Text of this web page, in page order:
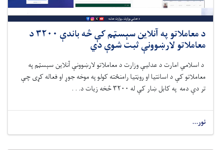
د معاملاتو په آنلاین سېسټم کې څه ‌باندې ۳۲۰۰ د
معاملاتو لارښوونې ثبت شوې دي
د اسلامي امارت د عدلیې وزارت د معاملاتو لارښوونې آنلاین سېسټم په
معاملاتو کې د اسانتیا او روڼتیا رامنځته کولو په موخه جوړ او فعاله کړیچې
تر دې‌ دمه په کابل ښار کې له ۳۲۰۰ څخه زیات د. . .
نور...